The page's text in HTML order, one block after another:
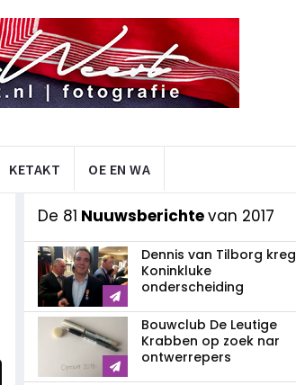
KETAKT OE EN WA
De 81 Nuuwsberichtevan 2017
Dennis van Tilborg kreg
Koninkluke
onderscheiding
Bouwclub De Leutige
Krabben op zoek nar
ontwerrepers